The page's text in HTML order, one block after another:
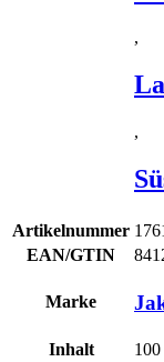
,
,
Artikelnummer
EAN/GTIN
Marke
Inhalt 100